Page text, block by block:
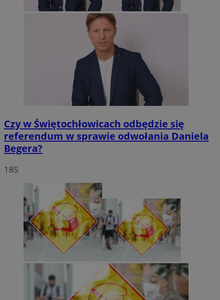
Czy w Świętochłowicach odbędzie się
referendum w sprawie odwołania Daniela
Begera?
185